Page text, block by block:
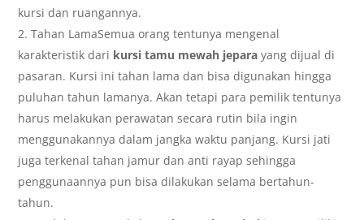
kursi dan ruangannya.
Tahan LamaSemua orang tentunya mengenal
karakteristik dari kursi tamu mewah jepara yang dijual di
pasaran. Kursi ini tahan lama dan bisa digunakan hingga
puluhan tahun lamanya. Akan tetapi para pemilik tentunya
harus melakukan perawatan secara rutin bila ingin
menggunakannya dalam jangka waktu panjang. Kursi jati
juga terkenal tahan jamur dan anti rayap sehingga
penggunaannya pun bisa dilakukan selama bertahun-
tahun.